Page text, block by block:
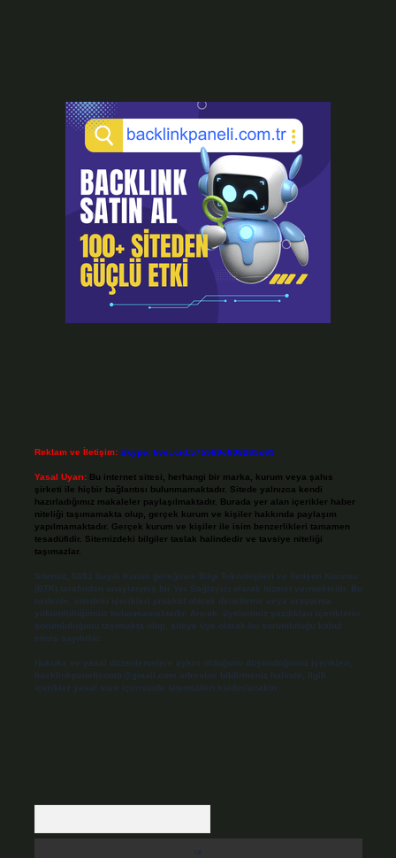
Reklam ve İletişim: Skype: live:.cid.575569c608265c69
Yasal Uyarı: Bu internet sitesi, herhangi bir marka, kurum veya şahıs
şirketi ile hiçbir bağlantısı bulunmamaktadır. Sitede yalnızca kendi
hazırladığımız makaleler paylaşılmaktadır. Burada yer alan içerikler haber
niteliği taşımamakta olup, gerçek kurum ve kişiler hakkında paylaşım
yapılmamaktadır. Gerçek kurum ve kişiler ile isim benzerlikleri tamamen
tesadüfidir. Sitemizdeki bilgiler taslak halindedir ve tavsiye niteliği
taşımazlar.
Sitemiz, 5651 Sayılı Kanun gereğince Bilgi Teknolojileri ve İletişim Kurumu
(BTK) tarafından onaylanmış bir Yer Sağlayıcı olarak hizmet vermektedir. Bu
nedenle, sitedeki içerikleri proaktif olarak denetleme veya araştırma
yükümlülüğümüz bulunmamaktadır. Ancak, üyelerimiz yazdıkları içeriklerin
sorumluluğunu taşımakta olup, siteye üye olarak bu sorumluluğu kabul
etmiş sayılırlar.
Hukuka ve yasal düzenlemelere aykırı olduğunu düşündüğünüz içerikleri,
backlinkpanelicomtr@gmail.com adresine bildirmeniz halinde, ilgili
içerikler yasal süre içerisinde sitemizden kaldırılacaktır.